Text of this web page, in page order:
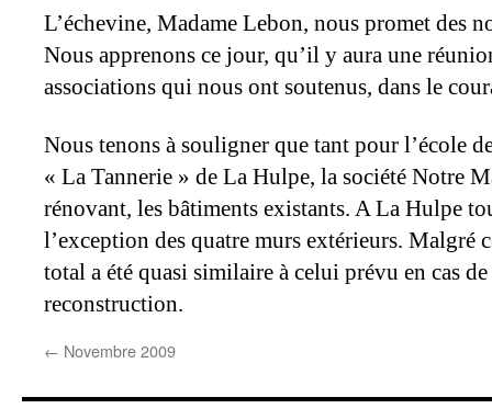
L’échevine, Madame Lebon, nous promet des
Nous apprenons ce jour, qu’il y aura une
associations qui nous ont soutenus, dans le
Nous tenons à souligner que tant pour l’école
« La Tannerie » de La Hulpe, la société Notre
rénovant, les bâtiments existants. A La Hulpe
l’exception des quatre murs extérieurs. Malgré
total a été quasi similaire à celui prévu en cas
reconstruction.
← Novembre 2009